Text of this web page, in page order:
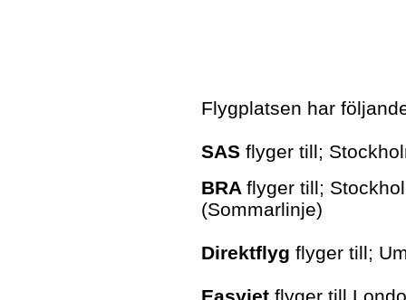
Flygplatsen har
SAS flyger till;
BRA flyger till;
(Sommarlinje)
Direktflyg flyger till;